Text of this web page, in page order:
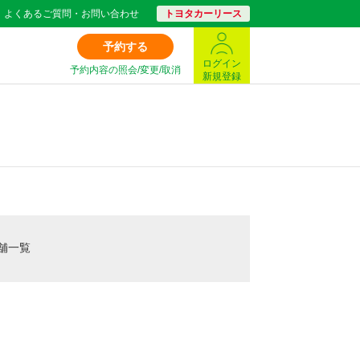
よくあるご質問・お問い合わせ トヨタカーリース
予約する
予約内容の照会/変更/取消
ログイン
新規登録
一覧